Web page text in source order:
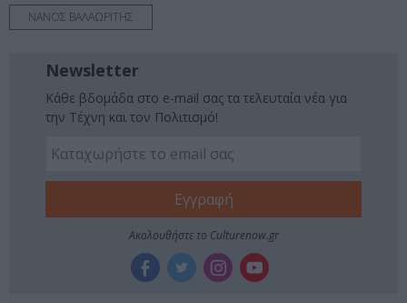
ΝΑΝΟΣ ΒΑΛΑΩΡΙΤΗΣ
Newsletter
Κάθε βδομάδα στο e-mail σας τα τελευταία νέα για
την Τέχνη και τον Πολιτισμό!
Ακολουθήστε το Culturenow.gr